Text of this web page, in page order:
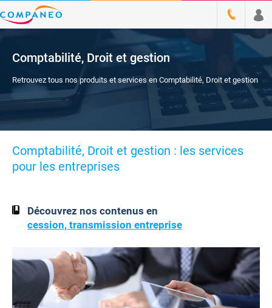
Comptabilité, Droit et gestion
Retrouvez tous nos produits et services en Comptabilité, Droit et gestion
Comptabilité, Droit et gestion : les services
pour les entreprises
Découvrez nos contenus en
cession, transmission entreprise